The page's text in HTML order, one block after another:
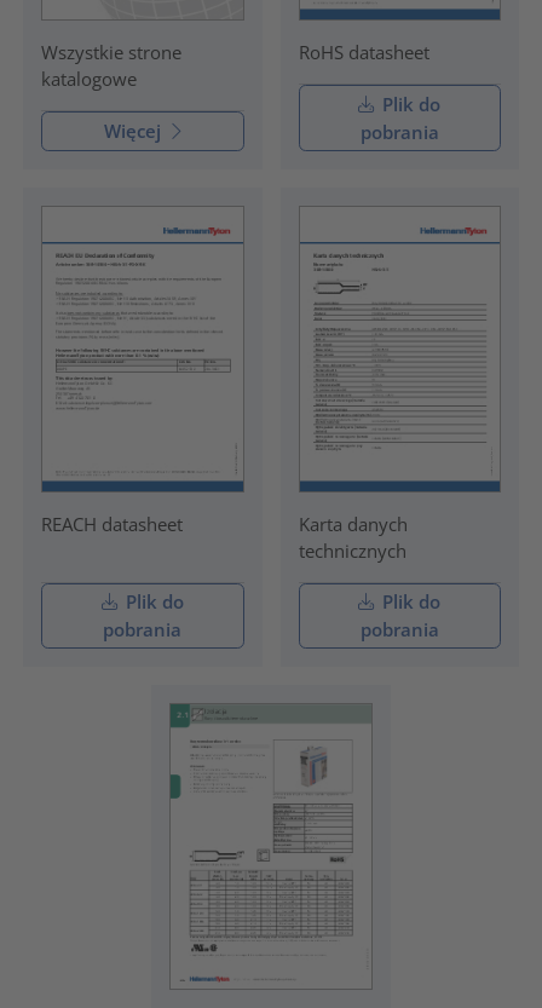
Wszystkie strone
katalogowe
Więcej
RoHS datasheet
Plik do
pobrania
REACH datasheet
Plik do
pobrania
Karta danych
technicznych
Plik do
pobrania